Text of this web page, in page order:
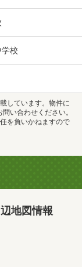
校
しています。物件に
い合わせください。
を負いかねますので
地図情報